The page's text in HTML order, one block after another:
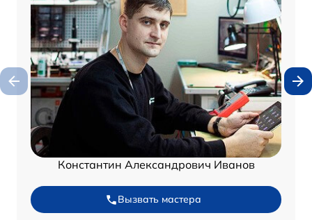
Константин Александрович Иванов
Вызвать мастера